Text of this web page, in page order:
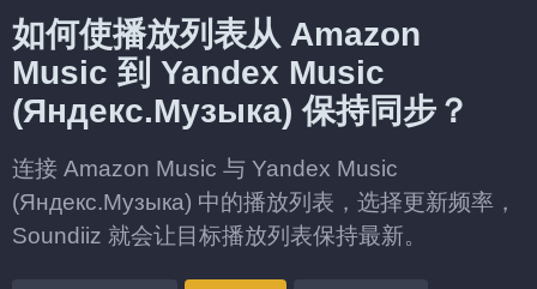
如何使播放列表从 Amazon
Music 到 Yandex Music
(Яндекс.Музыка) 保持同步？
连接 Amazon Music 与 Yandex Music
(Яндекс.Музыка) 中的播放列表，选择更新频率，
Soundiiz 就会让目标播放列表保持最新。